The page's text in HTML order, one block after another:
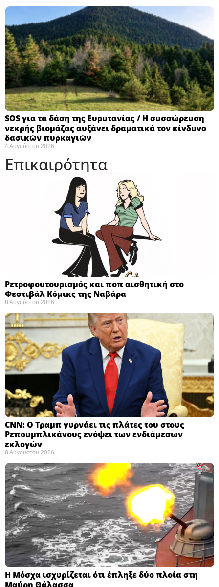
SOS για τα δάση της Ευρυτανίας / Η συσσώρευση
νεκρής βιομάζας αυξάνει δραματικά τον κίνδυνο
δασικών πυρκαγιών
4 Αυγούστου 2026
Επικαιρότητα
Ρετροφουτουρισμός και ποπ αισθητική στο
Φεστιβάλ Κόμικς της Ναβάρα ​
8 Αυγούστου 2026
CNN: Ο Τραμπ γυρνάει τις πλάτες του στους
Ρεπουμπλικάνους ενόψει των ενδιάμεσων
εκλογών ​
8 Αυγούστου 2026
Η Μόσχα ισχυρίζεται ότι έπληξε δύο πλοία στη
Μαύρη Θάλασσα ​